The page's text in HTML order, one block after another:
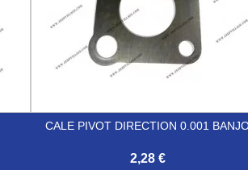
CALE PIVOT DIRECTION 0.001
2,28 €